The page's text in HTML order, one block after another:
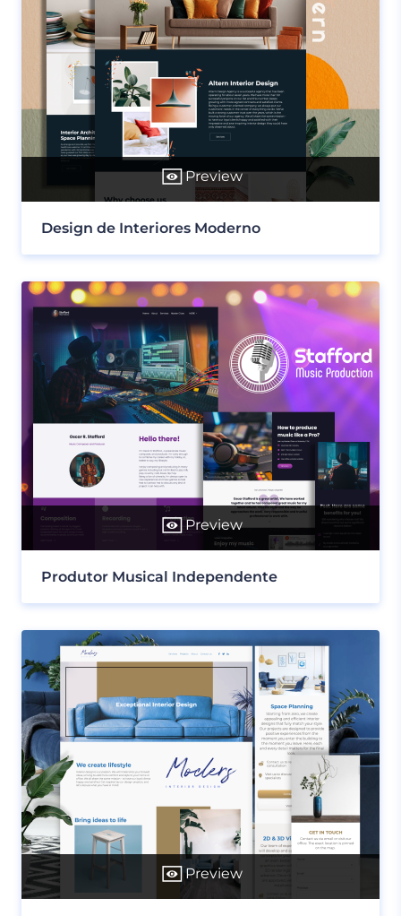
Preview
Design de Interiores Moderno
Preview
Produtor Musical Independente
Preview